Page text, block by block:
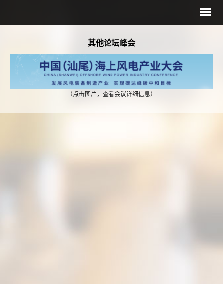
其他论坛峰会
（点击图片，查看会议详细信息）